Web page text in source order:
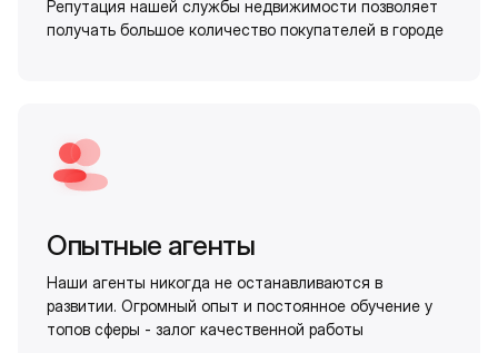
Репутация нашей службы недвижимости позволяет
получать большое количество покупателей в городе
Опытные агенты
Наши агенты никогда не останавливаются в
развитии. Огромный опыт и постоянное обучение у
топов сферы - залог качественной работы